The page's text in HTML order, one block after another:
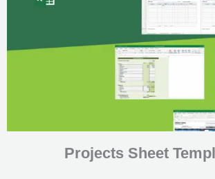
Projects Sheet